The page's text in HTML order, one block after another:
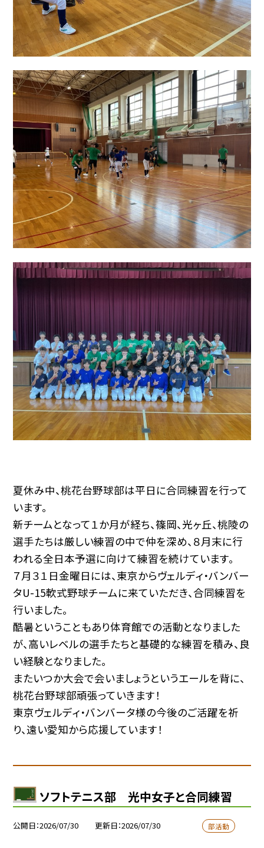
夏休み中、桃花台野球部は平日に合同練習を行って
います。
新チームとなって１か月が経ち、篠岡、光ヶ丘、桃陵の
選手たちは厳しい練習の中で仲を深め、８月末に行
われる全日本予選に向けて練習を続けています。
７月３１日金曜日には、東京からヴェルディ・バンバー
タU-15軟式野球チームに来ていただき、合同練習を
行いました。
酷暑ということもあり体育館での活動となりました
が、高いレベルの選手たちと基礎的な練習を積み、良
い経験となりました。
またいつか大会で会いましょうというエールを背に、
桃花台野球部頑張っていきます！
東京ヴェルディ・バンバータ様の今後のご活躍を祈
り、遠い愛知から応援しています！
ソフトテニス部 光中女子と合同練習
公開日 2026/07/30 更新日 2026/07/30 部活動